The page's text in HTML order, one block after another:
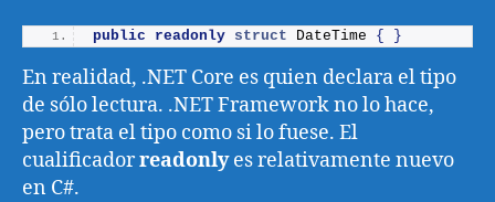
public readonly struct DateTime { }
En realidad, .NET Core es quien declara el tipo
de sólo lectura. .NET Framework no lo hace,
pero trata el tipo como si lo fuese. El
cualificadorreadonlyes relativamente nuevo
en C#.